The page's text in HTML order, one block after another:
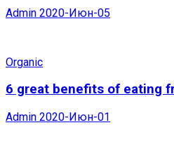
Admin 2020-Июн-05
Organic
6 great benefits of eating
Admin 2020-Июн-01